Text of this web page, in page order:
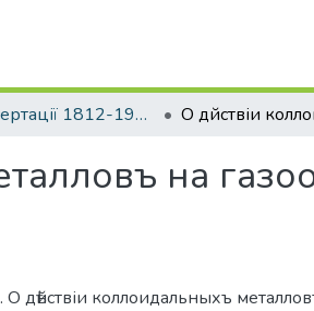
05. Дисертації 1812-1926 рр.
на
дѣйствіи коллоидальныхъ